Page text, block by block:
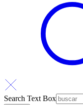
Search Text Box